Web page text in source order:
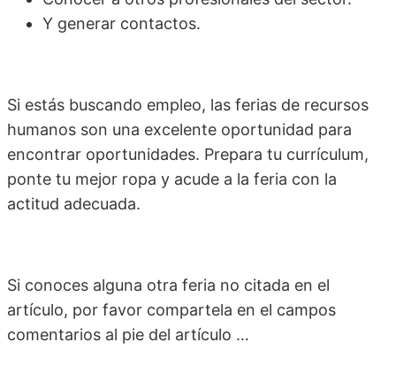
Y generar contactos.
Si estás buscando empleo, las ferias de recursos
humanos son una excelente oportunidad para
encontrar oportunidades. Prepara tu currículum,
ponte tu mejor ropa y acude a la feria con la
actitud adecuada.
Si conoces alguna otra feria no citada en el
artículo, por favor compartela en el campos
comentarios al pie del artículo …